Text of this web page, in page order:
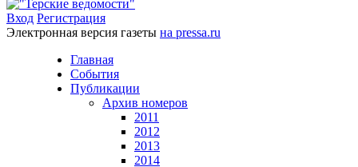
Вход Регистрация
Электронная версия газеты на pressa.ru
Главная
События
Публикации
Архив номеров
2011
2012
2013
2014